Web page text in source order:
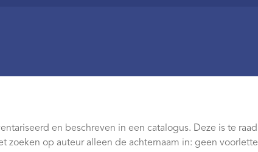
en beschreven in een catalogus. Deze is te
zoeken op auteur alleen de achternaam in: geen